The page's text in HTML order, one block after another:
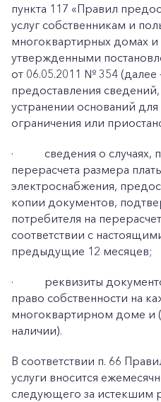
пункта 117 «Правил
услуг собственникам и
многоквартирных домах
утвержденными
от 06.05.2011 № 354 (далее
предоставления
устранении оснований
ограничения или
·
сведения о случаях,
перерасчета размера
электроснабжения,
копии документов,
потребителя на
соответствии с
предыдущие 12 месяцев;
·
реквизиты
право собственности на
многоквартирном доме и
наличии).
В соответствии п. 66
услуги вносится
следующего за истекшим